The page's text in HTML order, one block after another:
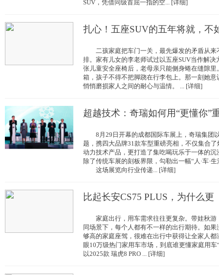
SUV，凭借同级首屈一指的空... [详细]
扎心！五座SUV的五年将就，不
二孩家庭把车门一关，最先爆发的矛盾从来
排。家有儿女的李老师试过以五座SUV当作解
张儿童安全座椅后，老母亲只能侧身蜷在缝隙
箱，孩子不得不把脚跷在行李包上。那一刻她意
悄悄磨损家人之间的耐心与温情。 ... [详细]
超越技术：奇瑞如何用“更懂你”
8月29日开幕的成都国际车展上，奇瑞集团
题，携四大品牌31款车型重磅亮相，不仅集合
动力技术产品，更打造了集吃喝玩乐于一体的
除了传统车展的刻板界限，勾勒出一幅“人·车·
这场展览向行业传递... [详细]
比起长安CS75 PLUS，为什么更
家庭出行，用车需求往往更复杂。带娃秋游
同场景下，每个人都有不一样的出行期待。如
够高的家庭座驾，很难在出行中获得让全家人
眼10万级热门家用车市场，到底谁更懂家庭用
以2025款 瑞虎8 PRO ... [详细]